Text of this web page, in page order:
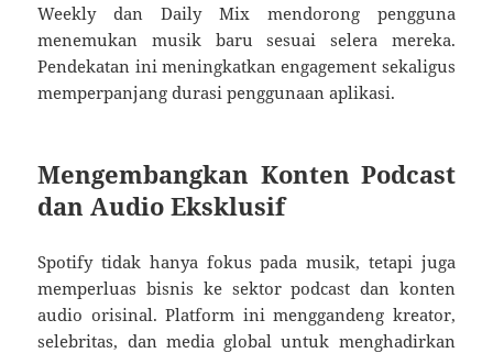
Weekly dan Daily Mix mendorong pengguna
menemukan musik baru sesuai selera mereka.
Pendekatan ini meningkatkan engagement sekaligus
memperpanjang durasi penggunaan aplikasi.
Mengembangkan Konten Podcast
dan Audio Eksklusif
Spotify tidak hanya fokus pada musik, tetapi juga
memperluas bisnis ke sektor podcast dan konten
audio orisinal. Platform ini menggandeng kreator,
selebritas, dan media global untuk menghadirkan